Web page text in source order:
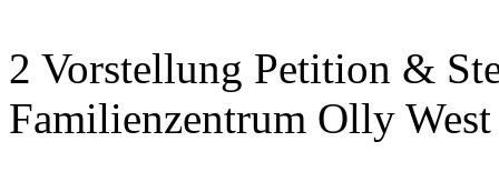
2 Vorstellung Petition &
Familienzentrum Olly West